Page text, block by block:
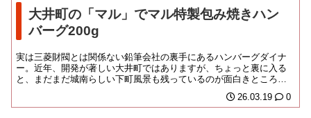
大井町の「マル」でマル特製包み焼きハン
バーグ200g
実は三菱財閥とは関係ない鉛筆会社の裏手にあるハンバーグダイナ
ー。近年、開発が著しい大井町ではありますが、ちょっと裏に入る
と、まだまだ城南らしい下町風景も残っているのが面白きところ。
26.03.19 0